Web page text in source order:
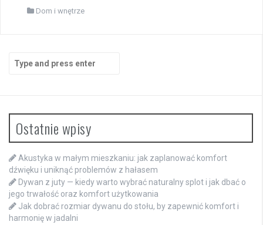
Dom i wnętrze
for:
Ostatnie wpisy
Akustyka w małym mieszkaniu: jak zaplanować komfort
dźwięku i uniknąć problemów z hałasem
Dywan z juty — kiedy warto wybrać naturalny splot i jak dbać o
jego trwałość oraz komfort użytkowania
Jak dobrać rozmiar dywanu do stołu, by zapewnić komfort i
harmonię w jadalni